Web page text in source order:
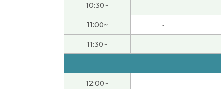
谢谢您给我上课。真的好久不见！您再开始
谢谢你关心，
10:30~ -
11:00~ -
11:30~ -
12:00~ -